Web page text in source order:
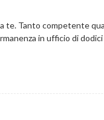
te. Tanto competente
in ufficio di